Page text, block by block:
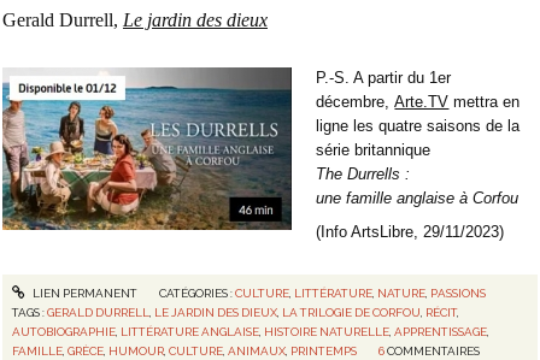
Gerald Durrell, Le jardin des dieux
P.-S. A partir du 1er
décembre,Arte.TV mettra en
ligne les quatre saisons de la
série britannique
The Durrells :
une famille anglaise à Corfou
(Info ArtsLibre, 29/11/2023)
LIEN PERMANENT CATÉGORIES :CULTURE, LITTÉRATURE, NATURE, PASSIONS
TAGS :GERALD DURRELL LE JARDIN DES DIEUX LA TRILOGIE DE CORFOU RÉCIT,
AUTOBIOGRAPHIE LITTÉRATURE ANGLAISE HISTOIRE NATURELLE ,APPRENTISSAGE
FAMILLE ,GRÈCE HUMOUR ,CULTURE ,ANIMAUX PRINTEMPS 6 COMMENTAIRES